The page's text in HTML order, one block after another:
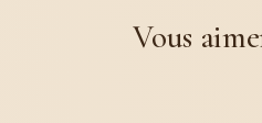
Vous